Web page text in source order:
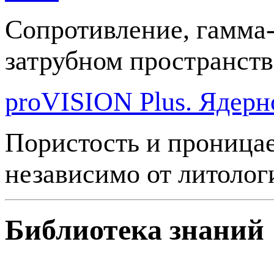
Сопротивление,
затрубном
proVISION Plus.
Пористость и
независимо от
Библиотека знаний